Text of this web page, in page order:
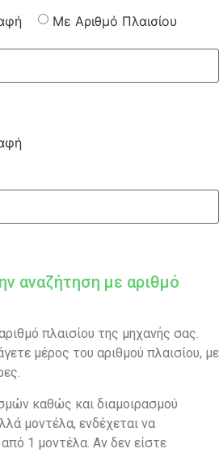
Με Αριθμό Πλαισίου
αναζήτηση με αριθμό
πλαισίου της μηχανής σας.
μέρος του αριθμού πλαισίου, με
καθώς και διαμοιρασμού
μοντέλα, ενδέχεται να
1 μοντέλα. Αν δεν είστε